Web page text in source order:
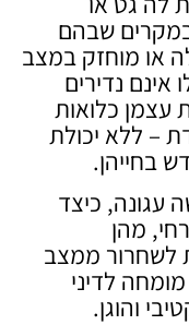
שבהם
או מוחזק במצב
נדירים
עצמן כלואות
– ללא יכולת
בחייהן.
עגונה, כיצד
מהן
לשחרור ממצב
לדיני
והוגן.